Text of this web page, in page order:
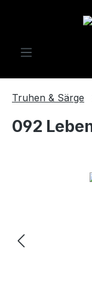
Zum Hauptinhalt
Truhen & Särge
092
Bildergalerie